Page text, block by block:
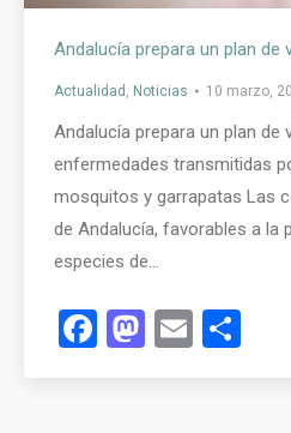
Actualidad Noticias 10 marzo,
Andalucía prepara un plan de
enfermedades transmitidas
mosquitos y garrapatas Las
de Andalucía, favorables a la
especies de…
Facebook
Mastodon
Email